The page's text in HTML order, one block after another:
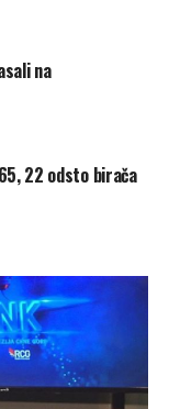
na
22 odsto birača